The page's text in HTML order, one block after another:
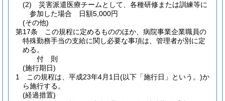
(2)
災害派遣医療チームとして、各種研修または訓練等に
参加した場合 日額5,000円
(その他)
第17条
この規程に定めるもののほか、病院事業企業職員の
特殊勤務手当の支給に関し必要な事項は、管理者が別に定
める。
付 則
(施行期日)
1
この規程は、平成23年4月1日(以下「施行日」という。)か
ら施行する。
(経過措置)